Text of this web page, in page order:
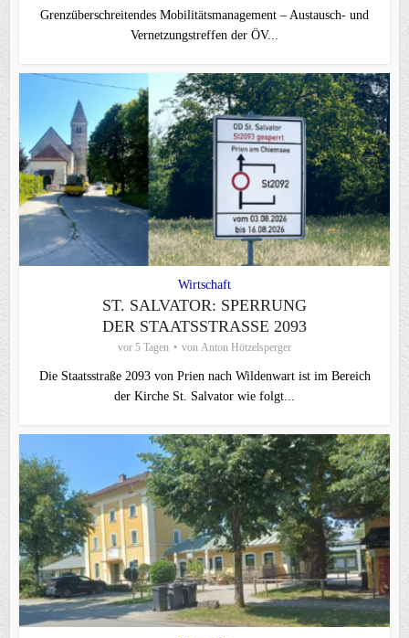
Grenzüberschreitendes Mobilitätsmanagement – Austausch- und
Vernetzungstreffen der ÖV...
Wirtschaft
ST. SALVATOR: SPERRUNG
DER STAATSSTRASSE 2093
vor 5 Tagen von Anton Hötzelsperger
Die Staatsstraße 2093 von Prien nach Wildenwart ist im Bereich
der Kirche St. Salvator wie folgt...